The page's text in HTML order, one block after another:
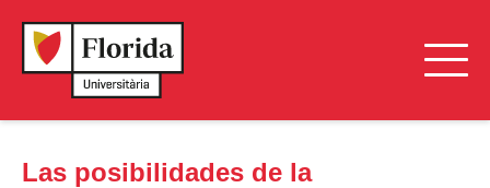
Las posibilidades de la